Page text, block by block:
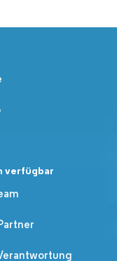
verfügbar